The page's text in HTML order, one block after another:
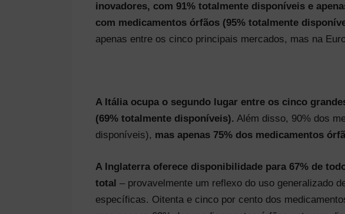
inovadores, com 91% totalmente disponíveis e
com medicamentos órfãos (95% totalmente
apenas entre os cinco principais mercados, mas na
A Itália ocupa o segundo lugar entre os cinco
(69% totalmente disponíveis). Além disso, 90% dos
disponíveis), mas apenas 75% dos medicamentos
A Inglaterra oferece disponibilidade para 67% de
total – provavelmente um reflexo do uso generalizado
específicas. Oitenta e cinco por cento dos